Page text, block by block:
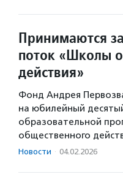
Принимаются
поток «Школы
действия»
Фонд Андрея
на юбилейный
образовательной
общественного
Новости · 04.02.2026